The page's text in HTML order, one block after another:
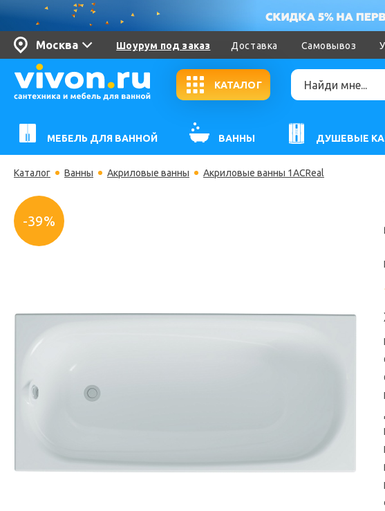
Москва Шоурум под заказ Доставка Самовывоз
КАТАЛОГ
МЕБЕЛЬ ДЛЯ ВАННОЙ ВАННЫ ДУШЕВЫЕ
Каталог Ванны Акриловые ванны Акриловые ванны 1ACReal
-39%